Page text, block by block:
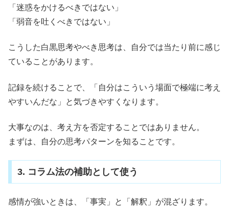
「迷惑をかけるべきではない」
「弱音を吐くべきではない」
こうした白黒思考やべき思考は、自分では当たり前に感じ
ていることがあります。
記録を続けることで、「自分はこういう場面で極端に考え
やすいんだな」と気づきやすくなります。
大事なのは、考え方を否定することではありません。
まずは、自分の思考パターンを知ることです。
3. コラム法の補助として使う
感情が強いときは、「事実」と「解釈」が混ざります。